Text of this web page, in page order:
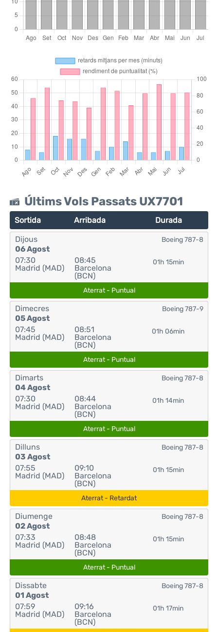
Últims Vols Passats UX7701
Sortida Arribada Durada
Dijous
06 Agost
07:30
Madrid (MAD)
08:45
Barcelona
(BCN)
01h 15min
Boeing 787-8
Aterrat - Puntual
Dimecres
05 Agost
07:45
Madrid (MAD)
08:51
Barcelona
(BCN)
01h 06min
Boeing 787-9
Aterrat - Puntual
Dimarts
04 Agost
07:30
Madrid (MAD)
08:44
Barcelona
(BCN)
01h 14min
Boeing 787-8
Aterrat - Puntual
Dilluns
03 Agost
07:55
Madrid (MAD)
09:10
Barcelona
(BCN)
01h 15min
Boeing 787-8
Aterrat - Retardat
Diumenge
02 Agost
07:33
Madrid (MAD)
08:48
Barcelona
(BCN)
01h 15min
Boeing 787-8
Aterrat - Puntual
Dissabte
01 Agost
07:59
Madrid (MAD)
09:16
Barcelona
(BCN)
01h 17min
Boeing 787-8